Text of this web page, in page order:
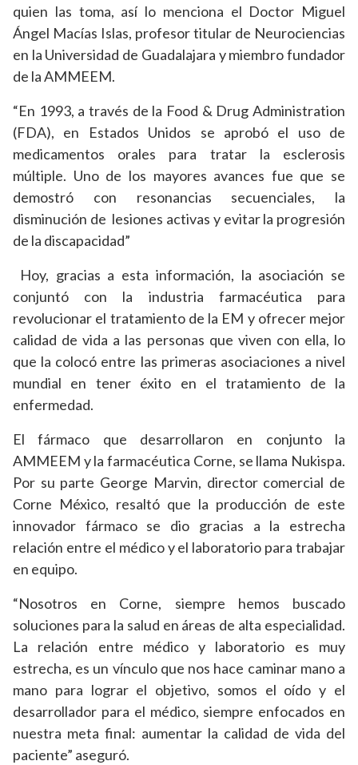
quien las toma, así lo menciona el Doctor Miguel
Ángel Macías Islas, profesor titular de Neurociencias
en la Universidad de Guadalajara y miembro fundador
de la AMMEEM.
“En 1993, a través de la Food & Drug Administration
(FDA), en Estados Unidos se aprobó el uso de
medicamentos orales para tratar la esclerosis
múltiple. Uno de los mayores avances fue que se
demostró con resonancias secuenciales, la
disminución de lesiones activas y evitar la progresión
de la discapacidad”
Hoy, gracias a esta información, la asociación se
conjuntó con la industria farmacéutica para
revolucionar el tratamiento de la EM y ofrecer mejor
calidad de vida a las personas que viven con ella, lo
que la colocó entre las primeras asociaciones a nivel
mundial en tener éxito en el tratamiento de la
enfermedad.
El fármaco que desarrollaron en conjunto la
AMMEEM y la farmacéutica Corne, se llama Nukispa.
Por su parte George Marvin, director comercial de
Corne México, resaltó que la producción de este
innovador fármaco se dio gracias a la estrecha
relación entre el médico y el laboratorio para trabajar
en equipo.
“Nosotros en Corne, siempre hemos buscado
soluciones para la salud en áreas de alta especialidad.
La relación entre médico y laboratorio es muy
estrecha, es un vínculo que nos hace caminar mano a
mano para lograr el objetivo, somos el oído y el
desarrollador para el médico, siempre enfocados en
nuestra meta final: aumentar la calidad de vida del
paciente” aseguró.